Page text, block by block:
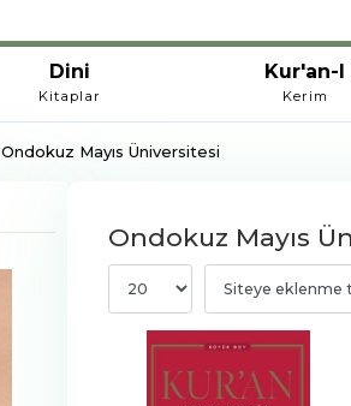
Dini
Kitaplar
Kur'an-I
Kerim
Ondokuz Mayıs Üniversitesi
Ondokuz Mayıs